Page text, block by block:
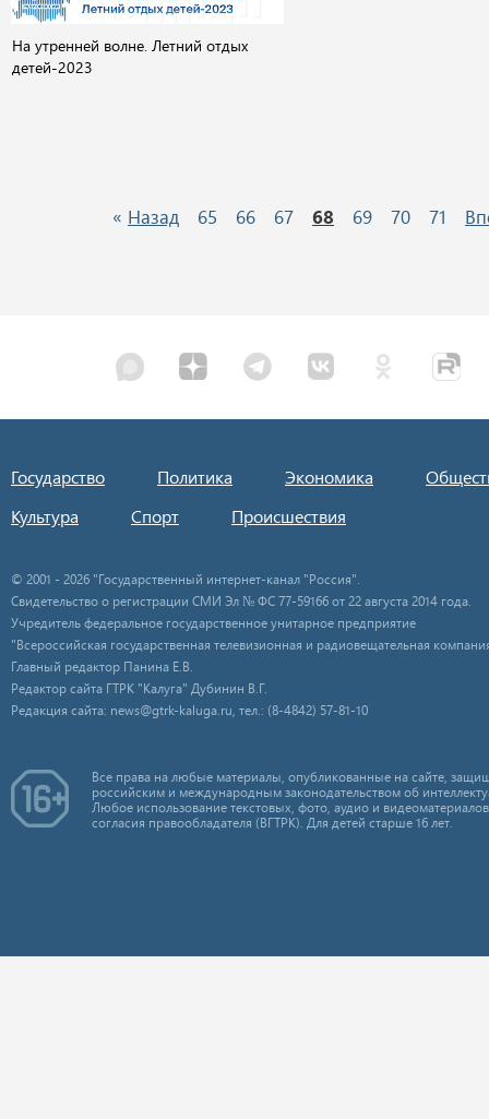
На утренней волне. Летний отдых
детей-2023
« Назад 65 66 67 68 69 70 71
Государство Политика Экономика
Культура
Спорт Происшествия
© 2001 - 2026 "Государственный интернет-канал "Россия".
Свидетельство о регистрации СМИ Эл № ФС 77-59166 от 22 августа 2014 года.
Учредитель федеральное государственное унитарное предприятие
"Всероссийская государственная телевизионная и радиовещательная
Главный редактор Панина Е.В.
Редактор сайта ГТРК "Калуга" Дубинин В.Г.
Редакция сайта: news@gtrk-kaluga.ru, тел.: (8-4842) 57-81-10
Все права на любые материалы, опубликованные на сайте,
российским и международным законодательством об
Любое использование текстовых, фото, аудио и
согласия правообладателя (ВГТРК). Для детей старше 16 лет.